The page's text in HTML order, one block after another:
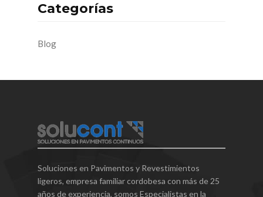
Categorías
Blog
Soluciones en Pavimentos y Revestimientos
ligeros, empresa familiar cordobesa con más de 25
años de experiencia, somos Especialistas en la